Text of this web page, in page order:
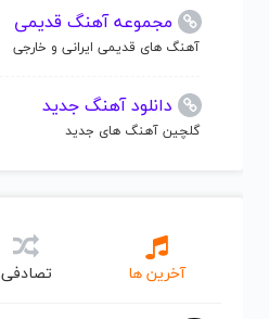
مجموعه آهنگ قدیمی
آهنگ های قدیمی ایرانی و خارجی
دانلود آهنگ جدید
گلچین آهنگ های جدید
آخرین ها تصادفی